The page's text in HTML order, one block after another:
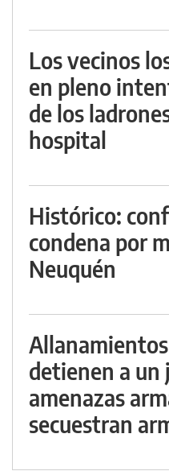
Los vecinos
en pleno
de los
hospital
Histórico:
condena por
Neuquén
detienen a un
amenazas
secuestran